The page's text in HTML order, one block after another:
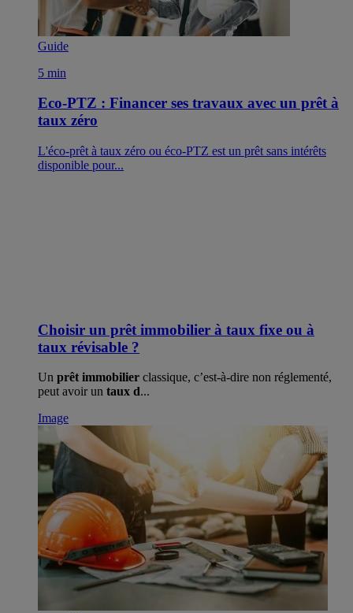
Guide
5 min
Eco-PTZ : Financer ses travaux avec un prêt à
taux zéro
L'éco-prêt à taux zéro ou éco-PTZ est un prêt sans intérêts
disponible pour...
Choisir un prêt immobilier à taux fixe ou à
taux révisable ?
Un prêt immobilier classique, c’est-à-dire non réglementé,
peut avoir un taux d...
Image